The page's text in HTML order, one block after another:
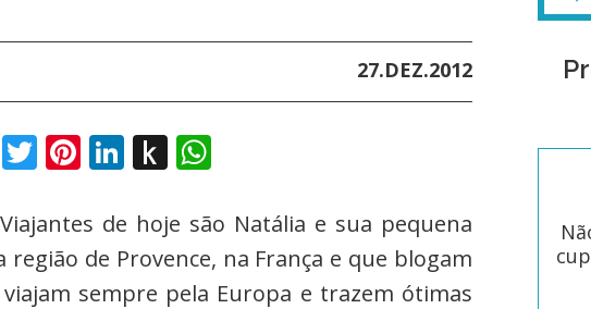
27.DEZ.2012
Twitter
Pinterest
LinkedIn
Push
Kindle
de hoje são Natália e sua pequena
de Provence, na França e que blogam
sempre pela Europa e trazem ótimas